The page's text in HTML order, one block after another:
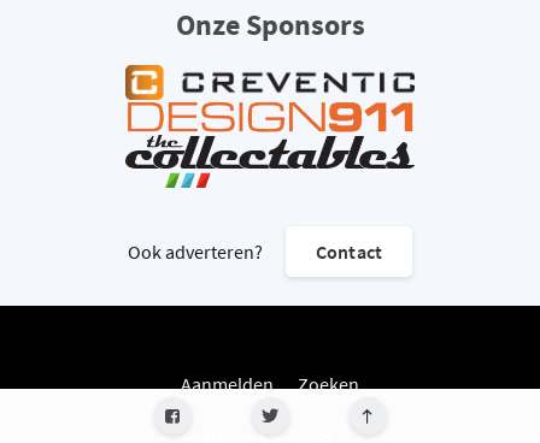
Onze Sponsors
Ook adverteren? Contact
Aanmelden Zoeken